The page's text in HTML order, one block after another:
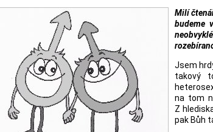
Milí
budeme
Jsem
takový
na tom
Z
pak Bůh